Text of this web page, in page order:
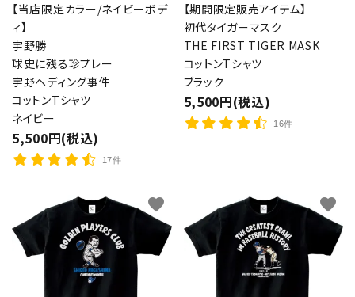
【当店限定カラー/ネイビーボデ
ィ】
宇野勝
球史に残る珍プレー
宇野ヘディング事件
コットンTシャツ
ネイビー
5,500円(税込)
17件
【期間限定販売アイテム】
初代タイガーマスク
THE FIRST TIGER MASK
コットンTシャツ
ブラック
5,500円(税込)
16件
favorite favorite